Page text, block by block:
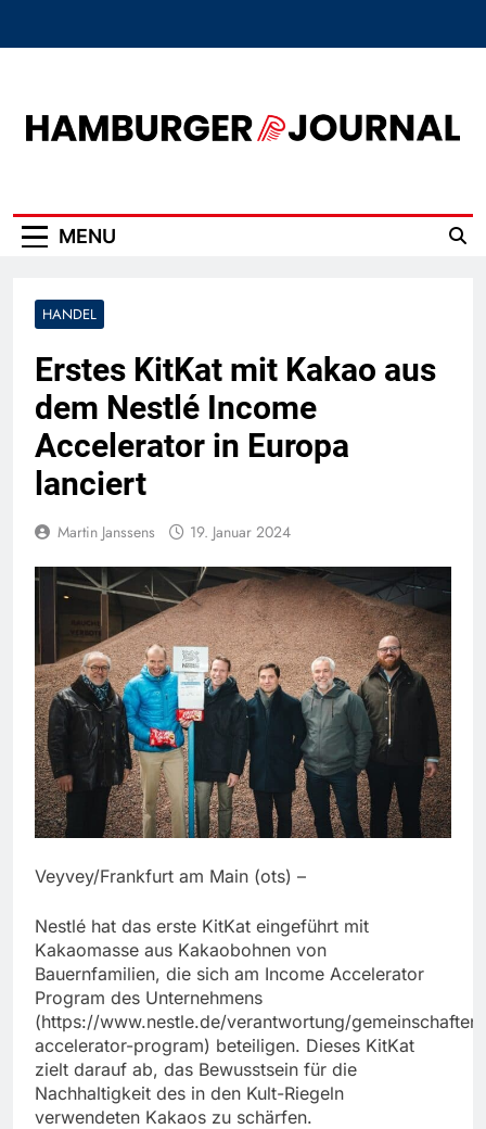
MENU
HANDEL
Erstes KitKat mit Kakao aus
dem Nestlé Income
Accelerator in Europa
lanciert
Martin Janssens 19. Januar 2024
Veyvey/Frankfurt am Main (ots) –
Nestlé hat das erste KitKat eingeführt mit
Kakaomasse aus Kakaobohnen von
Bauernfamilien, die sich am Income Accelerator
Program des Unternehmens
(https://www.nestle.de/verantwortung/
accelerator-program) beteiligen. Dieses KitKat
zielt darauf ab, das Bewusstsein für die
Nachhaltigkeit des in den Kult-Riegeln
verwendeten Kakaos zu schärfen.